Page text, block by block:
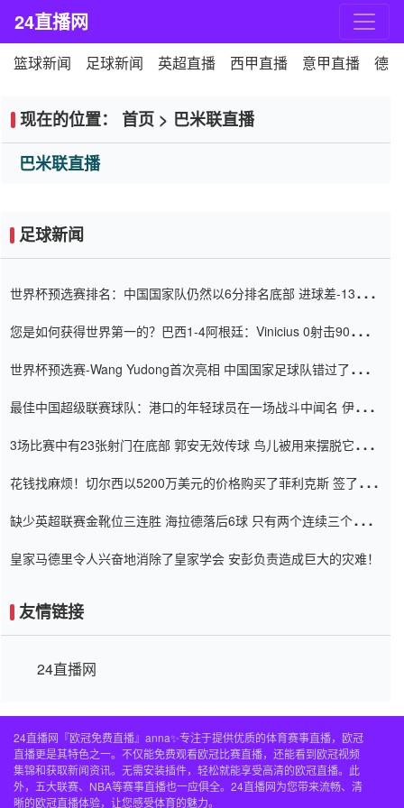
24直播网
篮球新闻 足球新闻 英超直播 西甲直播 意甲直播 德
现在的位置： 首页 > 巴米联直播
巴米联直播
足球新闻
世界杯预选赛排名：中国国家队仍然以6分排名底部 进球差-13令人
您是如何获得世界第一的？巴西1-4阿根廷：Vinicius 0射击90分钟
世界杯预选赛-Wang Yudong首次亮相 中国国家足球队错过了世界
最佳中国超级联赛球队：港口的年轻球员在一场战斗中闻名 伊万放
3场比赛中有23张射门在底部 郭安无效传球 鸟儿被用来摆脱它
花钱找麻烦！切尔西以5200万美元的价格购买了菲利克斯 签了7年
缺少英超联赛金靴位三连胜 海拉德落后6球 只有两个连续三个连续
皇家马德里令人兴奋地消除了皇家学会 安彭负责造成巨大的灾难！
友情链接
24直播网
24直播网『欧冠免费直播』anna✨专注于提供优质的体育赛事直播，欧冠
直播更是其特色之一。不仅能免费观看欧冠比赛直播，还能看到欧冠视频
集锦和获取新闻资讯。无需安装插件，轻松就能享受高清的欧冠直播。此
外，五大联赛、NBA等赛事直播也一应俱全。24直播网为您带来流畅、清
晰的欧冠直播体验，让您感受体育的魅力。